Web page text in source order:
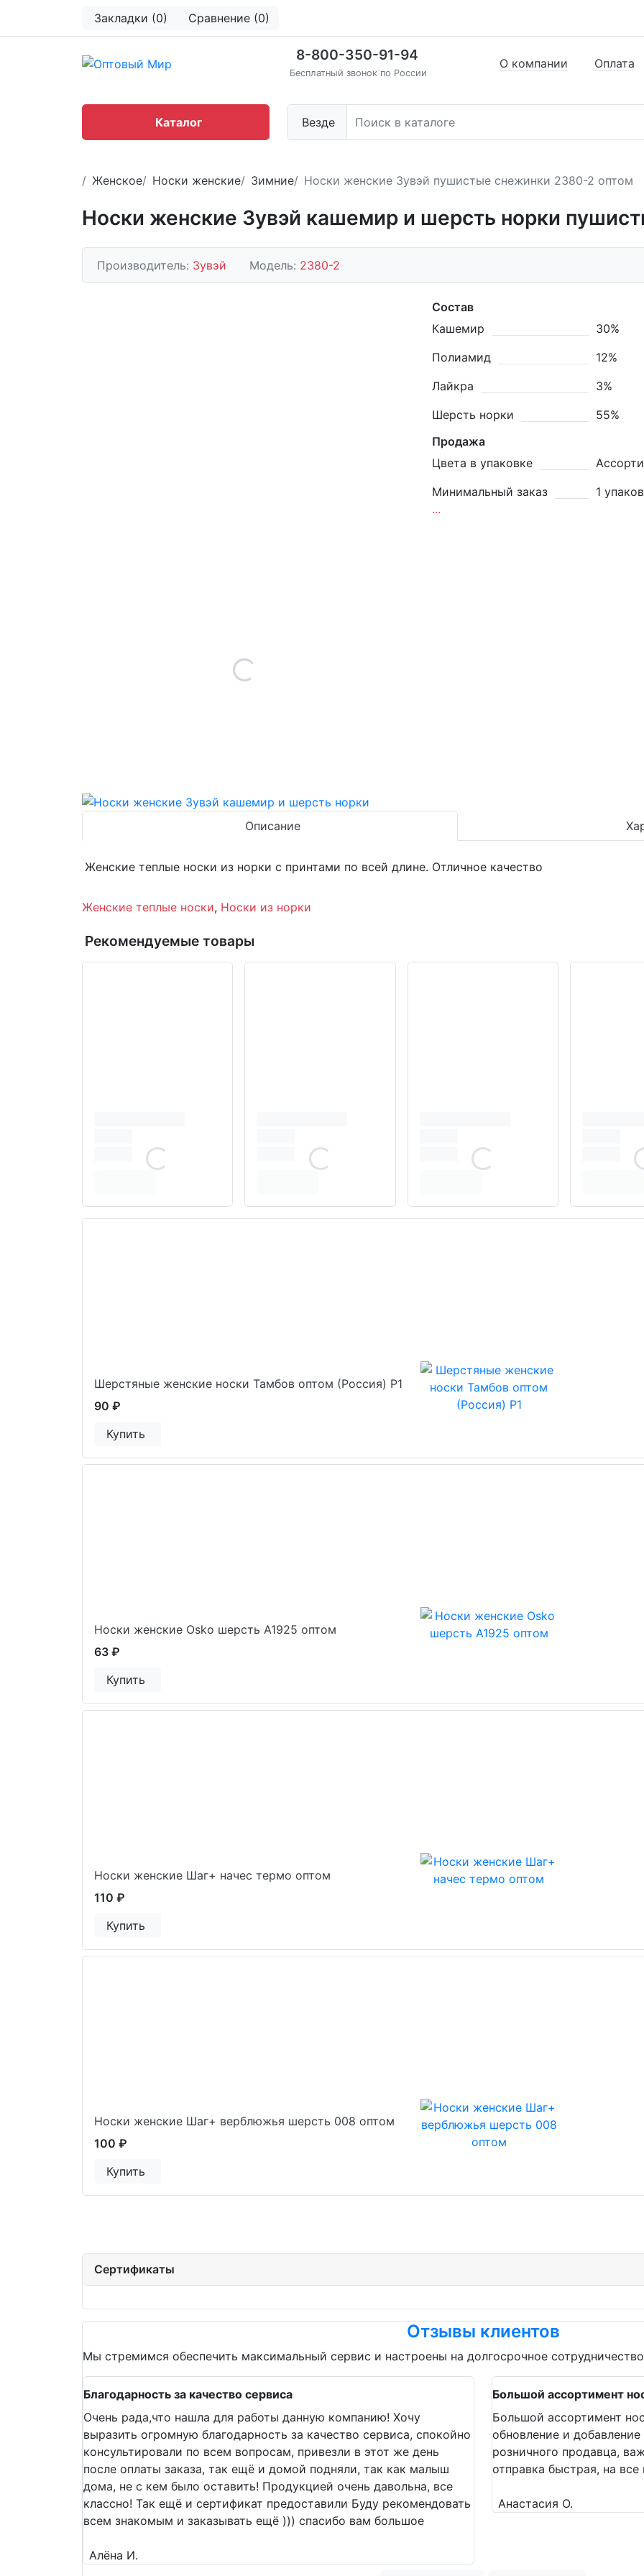
Закладки (0) Сравнение (0)
8-800-350-91-94
Бесплатный звонок по России
Везде
О компании Оплата
Каталог
Женское Носки женские Зимние Носки женские Зувэй пушистые снежинки 2380-2 оптом
Носки женские Зувэй кашемир и шерсть норки
Производитель: Зувэй Модель: 2380-2
Состав
Кашемир
30%
Полиамид
12%
Лайкра
3%
Шерсть норки
55%
Продажа
Цвета в упаковке
Ассорти
Минимальный заказ
1
...
Описание
Женские теплые носки из норки с принтами по всей длине. Отличное качество
Женские теплые носки, Носки из норки
Рекомендуемые товары
Шерстяные женские носки Тамбов оптом (Россия) Р1
90 ₽
Купить
Носки женские Osko шерсть А1925 оптом
63 ₽
Купить
Носки женские Шаг+ начес термо оптом
110 ₽
Купить
Носки женские Шаг+ верблюжья шерсть 008 оптом
100 ₽
Купить
Сертификаты
Отзывы клиентов
Мы стремимся обеспечить максимальный сервис и настроены на долгосрочное сотрудничество
Благодарность за качество сервиса
Очень рада,что нашла для работы данную компанию! Хочу
выразить огромную благодарность за качество сервиса, спокойно
консультировали по всем вопросам, привезли в этот же день
после оплаты заказа, так ещё и домой подняли, так как малыш
дома, не с кем было оставить! Продукцией очень давольна, все
классно! Так ещё и сертификат предоставили Буду рекомендовать
всем знакомым и заказывать ещё ))) спасибо вам большое
Алёна И.
Большой ассортимент
Большой ассортимент
обновление и
розничного продавца,
отправка быстрая, на
Анастасия О.